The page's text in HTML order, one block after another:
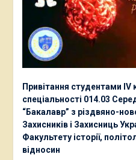
Привітання студентами ІV
спеціальності 014.03
“Бакалавр” з різдвяно-
Захисників і Захисниць
Факультету історії,
відносин